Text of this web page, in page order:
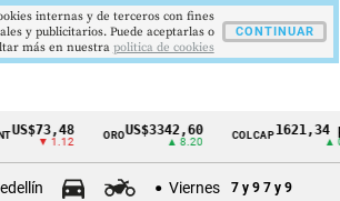
▼ 1.12
ORO US$3342,60
▲ 8.20
COLCAP1621,34 pts
▲ 0.67
Viernes 7 y 9 7 y 9
internas y de terceros con fines
y publicitarios. Puede aceptarlas o
más en nuestra politica de cookies
CONTINUAR